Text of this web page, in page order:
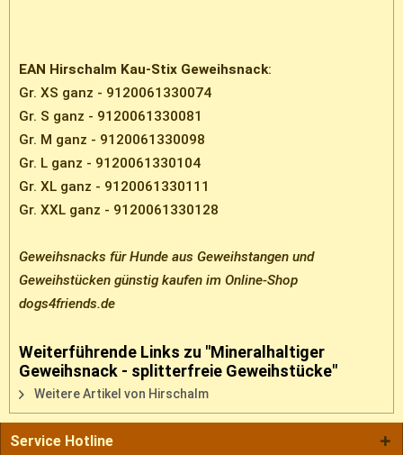
EAN Hirschalm Kau-Stix Geweihsnack:
Gr. XS ganz - 9120061330074
Gr. S ganz - 9120061330081
Gr. M ganz - 9120061330098
Gr. L ganz - 9120061330104
Gr. XL ganz - 9120061330111
Gr. XXL ganz - 9120061330128
Geweihsnacks für Hunde aus Geweihstangen und
Geweihstücken günstig kaufen im Online-Shop
dogs4friends.de
Weiterführende Links zu "Mineralhaltiger
Geweihsnack - splitterfreie Geweihstücke"
Weitere Artikel von Hirschalm
Service Hotline